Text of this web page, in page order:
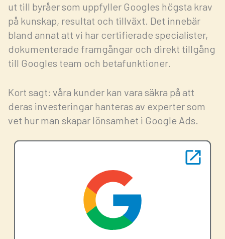
ut till byråer som uppfyller Googles högsta krav
på kunskap, resultat och tillväxt. Det innebär
bland annat att vi har certifierade specialister,
dokumenterade framgångar och direkt tillgång
till Googles team och betafunktioner.
Kort sagt: våra kunder kan vara säkra på att
deras investeringar hanteras av experter som
vet hur man skapar lönsamhet i Google Ads.